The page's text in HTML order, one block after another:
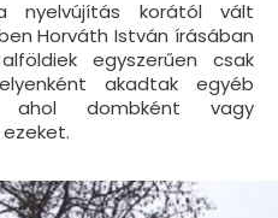
nyelvújítás korától vált
Horváth István írásában
egyszerűen csak
akadtak egyéb
ahol dombként vagy